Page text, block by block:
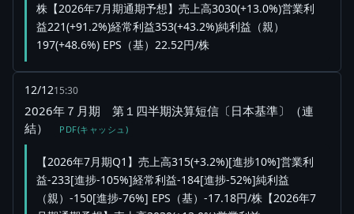
株【2026年7月期通期予想】売上高3030(+13.0%)営業利
益221(+91.2%)経常利益353(+43.2%)純利益（親）
197(+48.6%) EPS（基）22.52円/株
12/1215:30
2026年７月期 第１四半期決算短信〔日本基準〕（連
結）
PDF(キャッシュ)
【2026年7月期Q1】売上高315(+3.2%)[進捗10%]営業利
益-233[進捗-105%]経常利益-184[進捗-52%]純利益
（親）-150[進捗-76%] EPS（基）-17.18円/株【2026年7